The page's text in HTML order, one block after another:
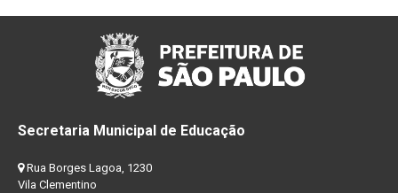
Secretaria Municipal de Educação
Rua Borges Lagoa, 1230
Vila Clementino